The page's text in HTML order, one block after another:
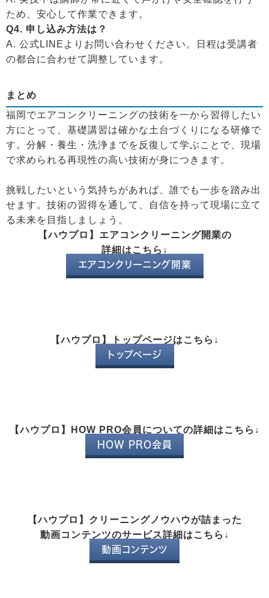
ため、安心して作業できます。
Q4. 申し込み方法は？
A. 公式LINEよりお問い合わせください。日程は受講者
の都合に合わせて調整しています。
まとめ
福岡でエアコンクリーニングの技術を一から習得したい
方にとって、基礎講習は確かな土台づくりになる研修で
す。分解・養生・洗浄までを反復して学ぶことで、現場
で求められる再現性の高い技術が身につきます。
挑戦したいという気持ちがあれば、誰でも一歩を踏み出
せます。技術の習得を通して、自信を持って現場に立て
る未来を目指しましょう。
【ハウプロ】エアコンクリーニング開業の
詳細はこちら↓
エアコンクリーニング開業
【ハウプロ】トップページはこちら↓
トップページ
【ハウプロ】HOW PRO会員についての詳細はこちら↓
HOW PRO会員
【ハウプロ】クリーニングノウハウが詰まった
動画コンテンツのサービス詳細はこちら↓
動画コンテンツ